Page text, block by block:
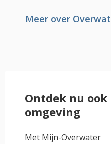
Meer over
Ontdek nu
omgeving
Met Mijn-Overwater